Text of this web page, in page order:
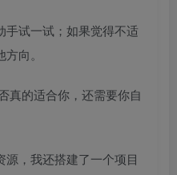
手试一试；如果觉得不适
向。
真的适合你，还需要你自
，我还搭建了一个项目